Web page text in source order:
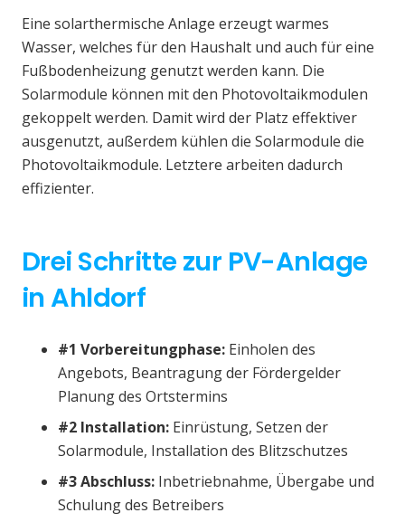
Eine solarthermische Anlage erzeugt warmes
Wasser, welches für den Haushalt und auch für eine
Fußbodenheizung genutzt werden kann. Die
Solarmodule können mit den Photovoltaikmodulen
gekoppelt werden. Damit wird der Platz effektiver
ausgenutzt, außerdem kühlen die Solarmodule die
Photovoltaikmodule. Letztere arbeiten dadurch
effizienter.
Drei Schritte zur PV-Anlage
in Ahldorf
#1 Vorbereitungphase: Einholen des
Angebots, Beantragung der Fördergelder
Planung des Ortstermins
#2 Installation: Einrüstung, Setzen der
Solarmodule, Installation des Blitzschutzes
#3 Abschluss: Inbetriebnahme, Übergabe und
Schulung des Betreibers